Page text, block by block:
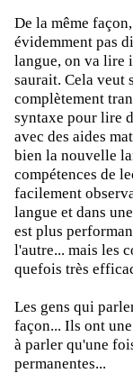
De la même
évidemment pas
langue, on va lire
saurait. Cela veut
complètement
syntaxe pour lire
avec des aides
bien la nouvelle
compétences de
facilement
langue et dans
est plus
l'autre... mais les
quefois très
Les gens qui
façon... Ils ont
à parler qu'une
permanentes...